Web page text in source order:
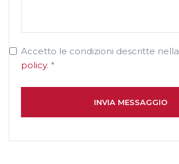
Accetto le condizioni descritte nella
policy. *
INVIA MESSAGGIO